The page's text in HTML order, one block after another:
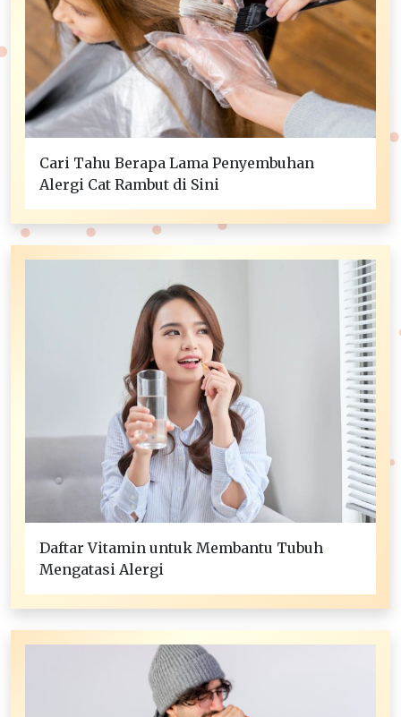
Cari Tahu Berapa Lama Penyembuhan
Alergi Cat Rambut di Sini
Daftar Vitamin untuk Membantu Tubuh
Mengatasi Alergi